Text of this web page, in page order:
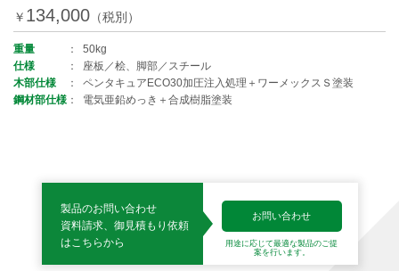
￥ 134,000 （税別）
重量
50kg
仕様
座板／桧、脚部／スチール
木部仕様
ペンタキュアECO30加圧注入処理＋ワーメックスＳ塗装
鋼材部仕様
電気亜鉛めっき＋合成樹脂塗装
製品のお問い合わせ
資料請求、御見積もり依頼
はこちらから
お問い合わせ
用途に応じて最適な製品の ご提
案を行います。